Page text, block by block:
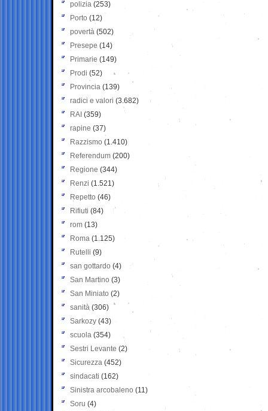
polizia (253)
Porto (12)
povertà (502)
Presepe (14)
Primarie (149)
Prodi (52)
Provincia (139)
radici e valori (3.682)
RAI (359)
rapine (37)
Razzismo (1.410)
Referendum (200)
Regione (344)
Renzi (1.521)
Repetto (46)
Rifiuti (84)
rom (13)
Roma (1.125)
Rutelli (9)
san gottardo (4)
San Martino (3)
San Miniato (2)
sanità (306)
Sarkozy (43)
scuola (354)
Sestri Levante (2)
Sicurezza (452)
sindacati (162)
Sinistra arcobaleno (11)
Soru (4)